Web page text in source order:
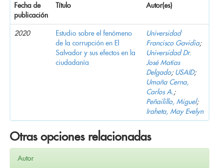
Fecha de
publicación
Título Autor(es)
2020
Estudio sobre el fenómeno
de la corrupción en El
Salvador y sus efectos en la
ciudadanía
Universidad
Francisco Gavidia;
Universidad Dr.
José Matías
Delgado; USAID;
Umaña Cerna,
Carlos A.;
Peñailillo, Miguel;
Iraheta, May Evelyn
Otras opciones relacionadas
Autor